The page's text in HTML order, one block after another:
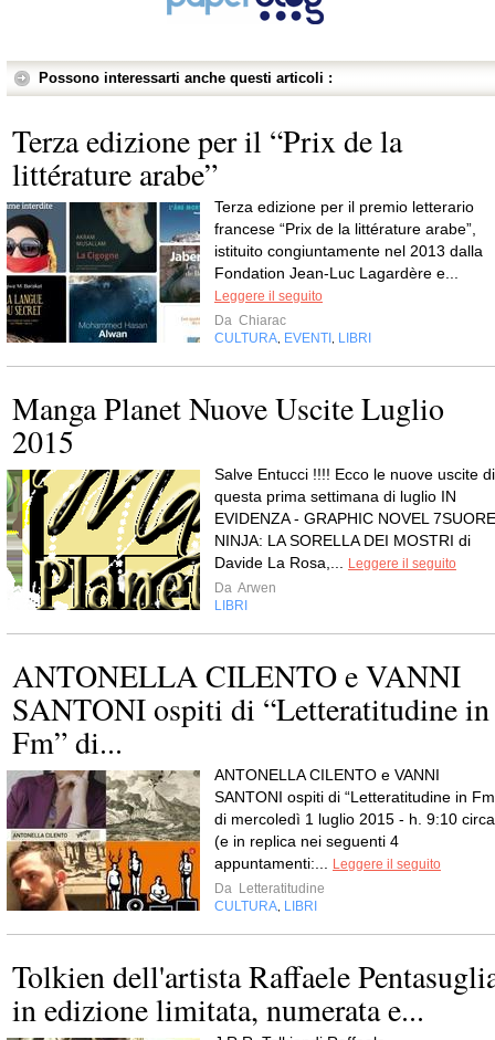
Possono interessarti anche questi articoli :
Terza edizione per il “Prix de la
littérature arabe”
Terza edizione per il premio letterario
francese “Prix de la littérature arabe”,
istituito congiuntamente nel 2013 dalla
Fondation Jean-Luc Lagardère e...
Leggere il seguito
Da Chiarac
CULTURA EVENTI LIBRI
Manga Planet Nuove Uscite Luglio
2015
Salve Entucci !!!! Ecco le nuove uscite di
questa prima settimana di luglio IN
EVIDENZA - GRAPHIC NOVEL 7SUORE
NINJA: LA SORELLA DEI MOSTRI di
Davide La Rosa,...
Leggere il seguito
Da Arwen
LIBRI
ANTONELLA CILENTO e VANNI
SANTONI ospiti di “Letteratitudine in
Fm” di...
ANTONELLA CILENTO e VANNI
SANTONI ospiti di “Letteratitudine in
di mercoledì 1 luglio 2015 - h. 9:10 circa
(e in replica nei seguenti 4
appuntamenti:...
Leggere il seguito
Da Letteratitudine
CULTURA LIBRI
Tolkien dell'artista Raffaele
in edizione limitata, numerata e...